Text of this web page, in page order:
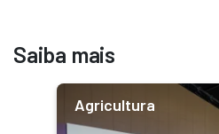
Saiba mais
Agricultura